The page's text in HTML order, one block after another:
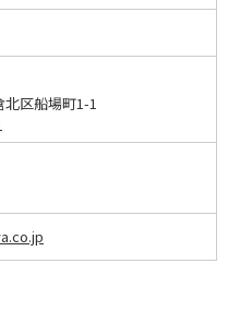
区船場町1-1